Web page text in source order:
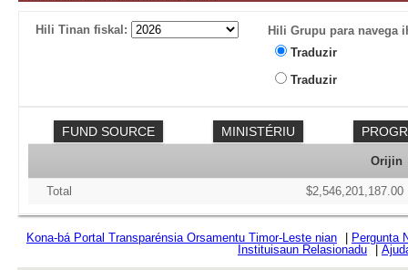
Hili Tinan fiskal:
Hili Grupu para navega
Traduzir
Traduzir
Orijin
Total $2,546,201,187.00
Kona-bá Portal Transparénsia Orsamentu Timor-Leste nian
Pergunta
Instituisaun Relasionadu